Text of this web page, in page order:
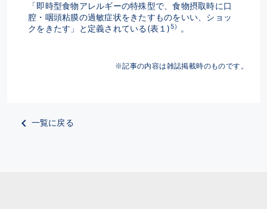
「即時型食物アレルギーの特殊型で、食物摂取時に口
腔・咽頭粘膜の過敏症状をきたすものをいい、ショッ
クをきたす」と定義されている(表１) 5） 。
※記事の内容は雑誌掲載時のものです。
一覧に戻る